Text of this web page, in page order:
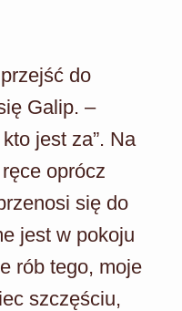
do
Galip. –
jest za”. Na
oprócz
się do
jest w pokoju
rób tego, moje
szczęściu,